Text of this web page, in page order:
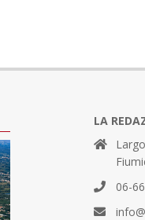
LA
06-